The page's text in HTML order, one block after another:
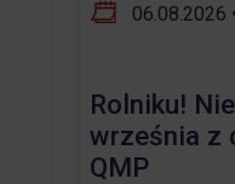
06.08.2026
Rolniku!
września z
QMP